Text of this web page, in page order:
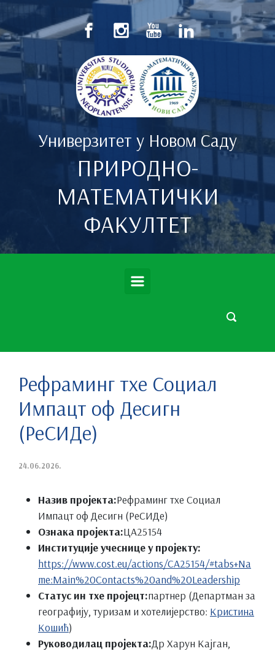
Скип то маин цонтент
Универзитет у Новом Саду
ПРИРОДНО-
МАТЕМАТИЧКИ
ФАКУЛТЕТ
Рефраминг тхе Социал
Импацт оф Десигн
(РеСИДе)
24.06.2026.
Назив пројекта:Рефраминг тхе Социал
Импацт оф Десигн (РеСИДе)
Ознака пројекта:ЦА25154
Институције учеснице у пројекту:
https://www.cost.eu/actions/CA25154/#tabs+Na
me:Main%20Contacts%20and%20Leadership
Статус ин тхе пројецт:партнер (Департман за
географију, туризам и хотелијерство: Кристина
Кошић)
Руководилац пројекта:Др Харун Кајган,